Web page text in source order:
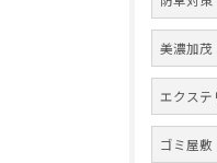
美濃加茂
エクステ
ゴミ屋敷